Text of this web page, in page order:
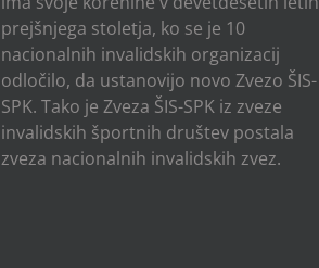
prejšnjega stoletja, ko se je 10
nacionalnih invalidskih organizacij
odločilo, da ustanovijo novo Zvezo ŠIS-
SPK. Tako je Zveza ŠIS-SPK iz zveze
invalidskih športnih društev postala
zveza nacionalnih invalidskih zvez.